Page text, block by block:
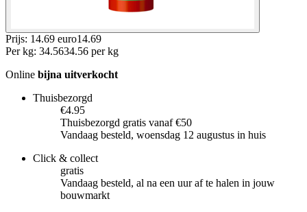
Prijs: 14.69 euro14.69
Per kg: 34.5634.56 per kg
Online bijna uitverkocht
Thuisbezorgd
€4.95
Thuisbezorgd gratis vanaf €50
Vandaag besteld, woensdag 12 augustus in huis
Click & collect
gratis
Vandaag besteld, al na een uur af te halen in jouw
bouwmarkt